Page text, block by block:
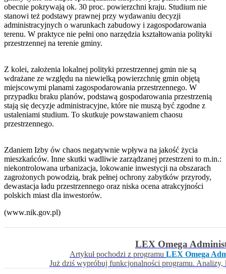
obecnie pokrywają ok. 30 proc. powierzchni kraju. Studium nie
stanowi też podstawy prawnej przy wydawaniu decyzji
administracyjnych o warunkach zabudowy i zagospodarowania
terenu. W praktyce nie pełni ono narzędzia kształtowania polityki
przestrzennej na terenie gminy.
Z kolei, założenia lokalnej polityki przestrzennej gmin nie są
wdrażane ze względu na niewielką powierzchnię gmin objętą
miejscowymi planami zagospodarowania przestrzennego. W
przypadku braku planów, podstawą gospodarowania przestrzenią
stają się decyzje administracyjne, które nie muszą być zgodne z
ustaleniami studium. To skutkuje powstawaniem chaosu
przestrzennego.
Zdaniem Izby ów chaos negatywnie wpływa na jakość życia
mieszkańców. Inne skutki wadliwie zarządzanej przestrzeni to m.in.:
niekontrolowana urbanizacja, lokowanie inwestycji na obszarach
zagrożonych powodzią, brak pełnej ochrony zabytków przyrody,
dewastacja ładu przestrzennego oraz niska ocena atrakcyjności
polskich miast dla inwestorów.
(www.nik.gov.pl)
LEX Omega
Artykuł pochodzi z programu LEX Omega
Już dziś wypróbuj funkcjonalności programu. Analizy,